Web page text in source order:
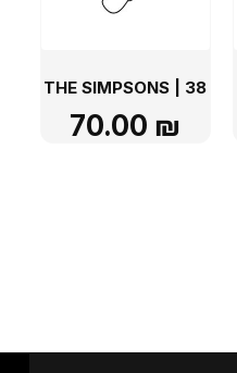
THE SIMPSONS | 38
70.00 ₪